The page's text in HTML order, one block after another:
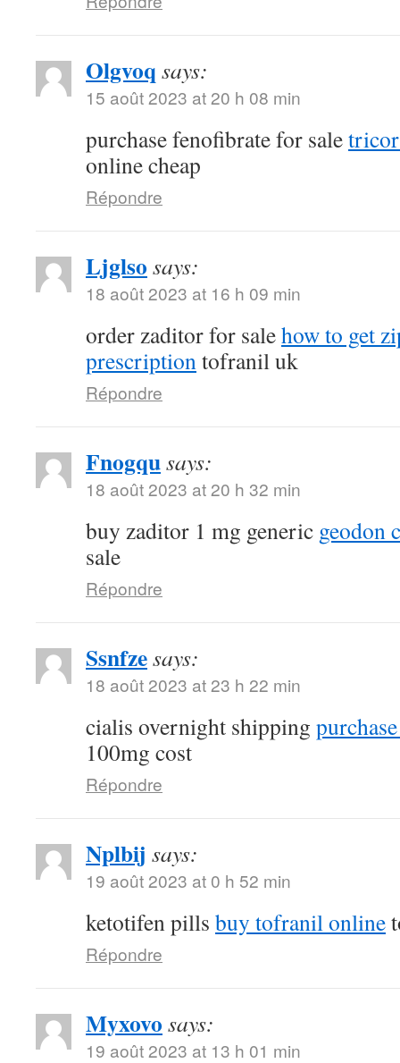
Olgvoq says:
15 août 2023 at 20 h 08 min
purchase fenofibrate for sale
online cheap
Répondre
Ljglso says:
18 août 2023 at 16 h 09 min
order zaditor for salehow to get
prescriptiontofranil uk
Répondre
Fnogqusays:
18 août 2023 at 20 h 32 min
buy zaditor 1 mg generic geodon
sale
Répondre
Ssnfzesays:
18 août 2023 at 23 h 22 min
cialis overnight shipping
100mg cost
Répondre
Nplbij says:
19 août 2023 at 0 h 52 min
ketotifen pills buy tofranil online
Répondre
Myxovo says:
19 août 2023 at 13 h 01 min